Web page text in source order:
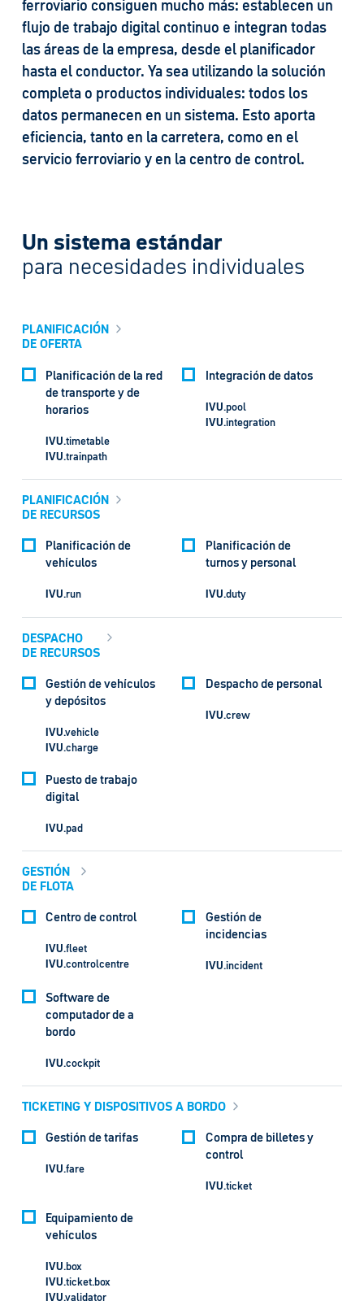
ferroviario consiguen mucho más: establecen un
flujo de trabajo digital continuo e integran todas
las áreas de la empresa, desde el planificador
hasta el conductor. Ya sea utilizando la solución
completa o productos individuales: todos los
datos permanecen en un sistema. Esto aporta
eficiencia, tanto en la carretera, como en el
servicio ferroviario y en la centro de control.
Un sistema estándar
para necesidades individuales
PLANIFICACIÓN
DE OFERTA
Planificación de la red
de transporte y de
horarios
IVU.timetable
IVU.trainpath
Integración de datos
IVU.pool
IVU.integration
PLANIFICACIÓN
DE RECURSOS
Planificación de
vehículos
IVU.run
Planificación de
turnos y personal
IVU.duty
DESPACHO
DE RECURSOS
Gestión de vehículos
y depósitos
IVU.vehicle
IVU.charge
Despacho de personal
IVU.crew
Puesto de trabajo
digital
IVU.pad
GESTIÓN
DE FLOTA
Centro de control
IVU.fleet
IVU.controlcentre
Gestión de
incidencias
IVU.incident
Software de
computador de a
bordo
IVU.cockpit
TICKETING Y DISPOSITIVOS A BORDO
Gestión de tarifas
IVU.fare
Compra de billetes y
control
IVU.ticket
Equipamiento de
vehículos
IVU.box
IVU.ticket.box
IVU.validator